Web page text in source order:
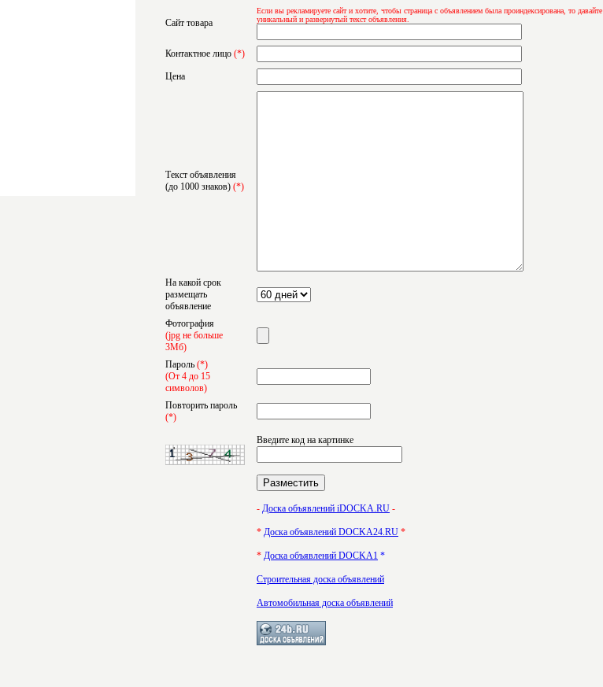
Сайт товара
Если вы рекламируете сайт и хотите, чтобы страница с объявлением была проиндексирована, то давайте
уникальный и развернутый текст объявления.
Контактное лицо (*)
Цена
Текст объявления
(до 1000 знаков) (*)
На какой срок
размещать
объявление
Фотография
(jpg не больше
3Мб)
Пароль (*)
(От 4 до 15
символов)
Повторить пароль
(*)
Введите код на картинке
- Доска объявлений iDOCKA.RU -
* Доска объявлений DOCKA24.RU *
* Доска объявлений DOCKA1 *
Строительная доска объявлений
Автомобильная доска объявлений